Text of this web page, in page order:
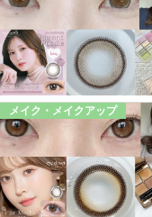
メイク・メイクアップ